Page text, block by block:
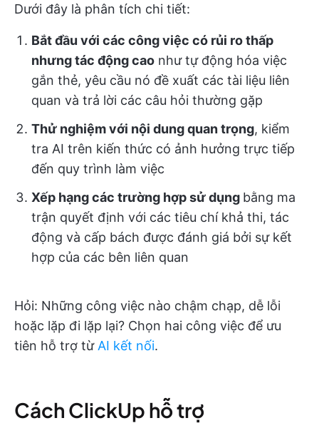
Dưới đây là phân tích chi tiết:
Bắt đầu với các công việc có rủi ro thấp
nhưng tác động cao như tự động hóa việc
gắn thẻ, yêu cầu nó đề xuất các tài liệu liên
quan và trả lời các câu hỏi thường gặp
Thử nghiệm với nội dung quan trọng, kiểm
tra AI trên kiến thức có ảnh hưởng trực tiếp
đến quy trình làm việc
Xếp hạng các trường hợp sử dụng bằng ma
trận quyết định với các tiêu chí khả thi, tác
động và cấp bách được đánh giá bởi sự kết
hợp của các bên liên quan
Hỏi: Những công việc nào chậm chạp, dễ lỗi
hoặc lặp đi lặp lại? Chọn hai công việc để ưu
tiên hỗ trợ từ AI kết nối.
Cách ClickUp hỗ trợ